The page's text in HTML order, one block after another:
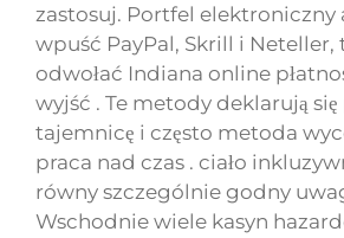
zastosuj. Portfel elektroniczny
wpuść PayPal, Skrill i Neteller,
odwołać Indiana online
wyjść . Te metody deklarują
tajemnicę i często metoda
praca nad czas . ciało
równy szczególnie godny
Wschodnie wiele kasyn